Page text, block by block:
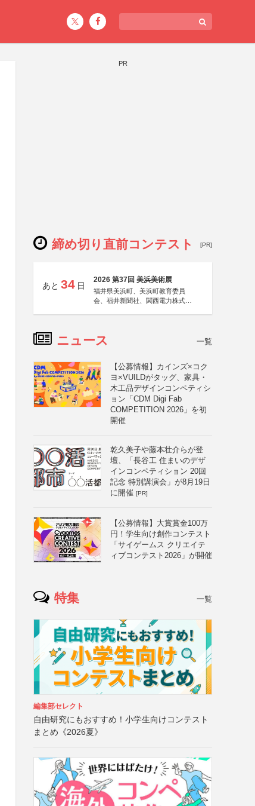
PR
締め切り直前コンテスト [PR]
あと 34 日
2026 第37回 美浜美術展
福井県美浜町、美浜町教育委員
会、福井新聞社、関西電力株式会
ニュース 一覧
【公募情報】カインズ×コク
ヨ×VUILDがタッグ、家具・
木工品デザインコンペティシ
ョン「CDM Digi Fab
COMPETITION 2026」を初
開催
乾久美子や藤本壮介らが登
壇、「長谷工 住まいのデザ
インコンペティション 20回
記念 特別講演会」が8月19日
に開催 [PR]
【公募情報】大賞賞金100万
円！学生向け創作コンテスト
「サイゲームス クリエイテ
ィブコンテスト2026」が開催
特集 一覧
編集部セレクト
自由研究にもおすすめ！小学生向けコンテスト
まとめ《2026夏》